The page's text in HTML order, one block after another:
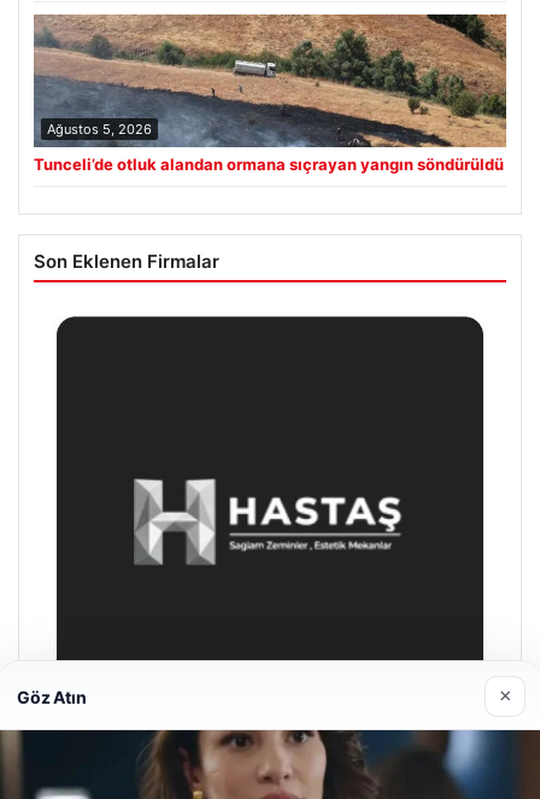
Ağustos 5, 2026
Tunceli’de otluk alandan ormana sıçrayan yangın söndürüldü
Son Eklenen Firmalar
Prenses Night Club
Göz Atın ×